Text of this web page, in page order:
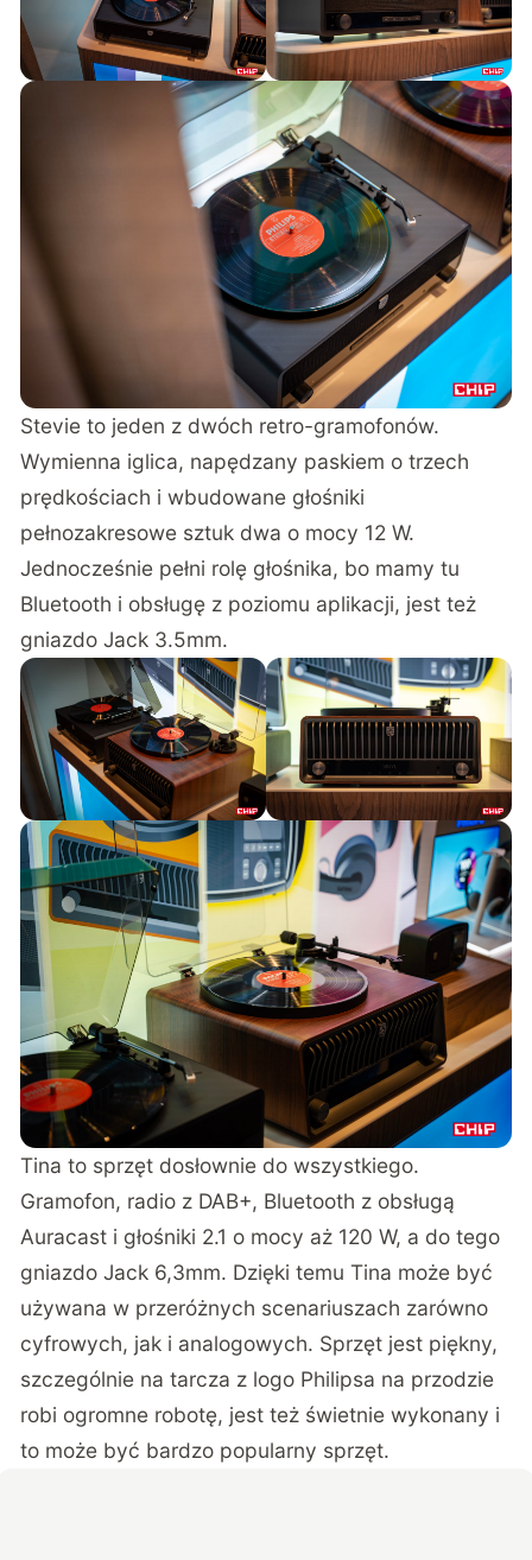
Stevie to jeden z dwóch retro-gramofonów.
Wymienna iglica, napędzany paskiem o trzech
prędkościach i wbudowane głośniki
pełnozakresowe sztuk dwa o mocy 12 W.
Jednocześnie pełni rolę głośnika, bo mamy tu
Bluetooth i obsługę z poziomu aplikacji, jest też
gniazdo Jack 3.5mm.
Tina to sprzęt dosłownie do wszystkiego.
Gramofon, radio z DAB+, Bluetooth z obsługą
Auracast i głośniki 2.1 o mocy aż 120 W, a do tego
gniazdo Jack 6,3mm. Dzięki temu Tina może być
używana w przeróżnych scenariuszach zarówno
cyfrowych, jak i analogowych. Sprzęt jest piękny,
szczególnie na tarcza z logo Philipsa na przodzie
robi ogromne robotę, jest też świetnie wykonany i
to może być bardzo popularny sprzęt.